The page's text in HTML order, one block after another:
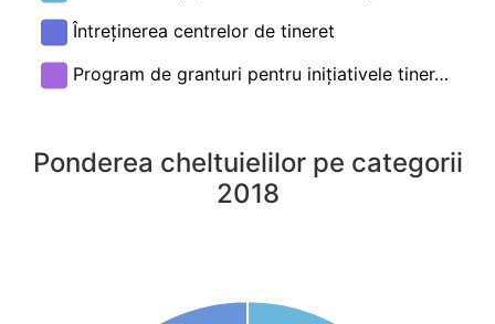
Întreținerea centrelor de tineret
Program de granturi pentru inițiativele tiner…
Ponderea cheltuielilor pe categorii
2018